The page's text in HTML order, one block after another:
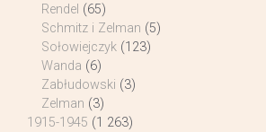
Rendel (65)
Schmitz i Zelman (5)
Sołowiejczyk (123)
Wanda (6)
Zabłudowski (3)
Zelman (3)
1915-1945 (1 263)